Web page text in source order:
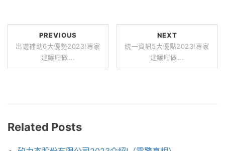
PREVIOUS
出遊補助6大優勢2023!專家
建議咁做...
NEXT
統一資訊5大優點2023!專家
建議咁做...
Related Posts